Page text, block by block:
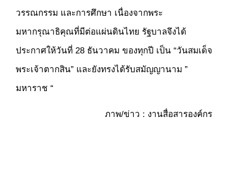
วรรณกรรม และการศึกษา เนื่องจากพระ
มหากรุณาธิคุณที่มีต่อแผ่นดินไทย รัฐบาลจึงได้
ประกาศให้วันที่ 28 ธันวาคม ของทุกปี เป็น “วันสมเด็จ
พระเจ้าตากสิน” และยังทรงได้รับสมัญญานาม ”
มหาราช “
ภาพ/ข่าว : งานสื่อสารองค์กร